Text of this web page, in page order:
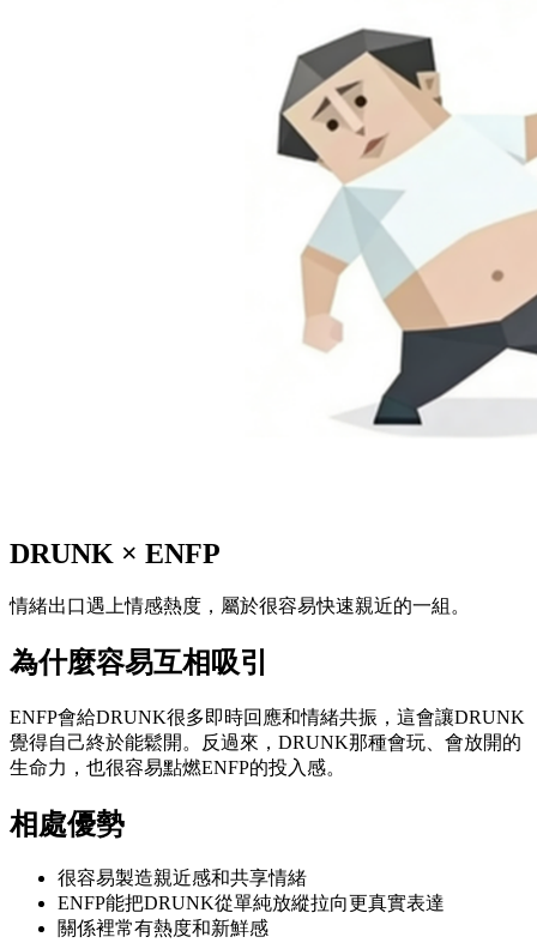
DRUNK × ENFP
情緒出口遇上情感熱度，屬於很容易快速親近的一組。
為什麼容易互相吸引
ENFP會給DRUNK很多即時回應和情緒共振，這會讓DRUNK
覺得自己終於能鬆開。反過來，DRUNK那種會玩、會放開的
生命力，也很容易點燃ENFP的投入感。
相處優勢
很容易製造親近感和共享情緒
ENFP能把DRUNK從單純放縱拉向更真實表達
關係裡常有熱度和新鮮感